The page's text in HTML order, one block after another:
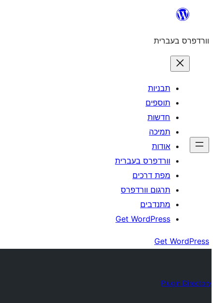
וורדפרס בעברית
תבניות
תוספים
חדשות
תמיכה
אודות
וורדפרס בעברית
מפת דרכים
תרגום וורדפרס
מתנדבים
Get WordPress
Get WordPress
Plugin Directory